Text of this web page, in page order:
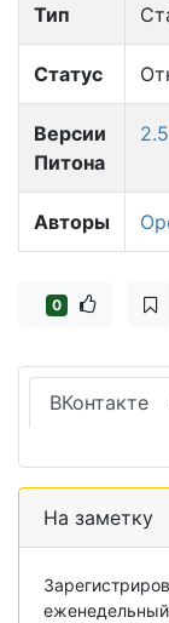
Тип
Статус
Версии
Питона
2.5
Авторы
0
ВКонтакте
На заметку
еженедельный